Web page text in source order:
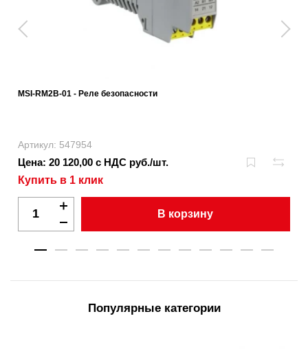
MSI-RM2B-01 - Реле безопасности
Артикул: 547954
Цена: 20 120,00 с НДС руб./шт.
Купить в 1 клик
В корзину
Популярные категории